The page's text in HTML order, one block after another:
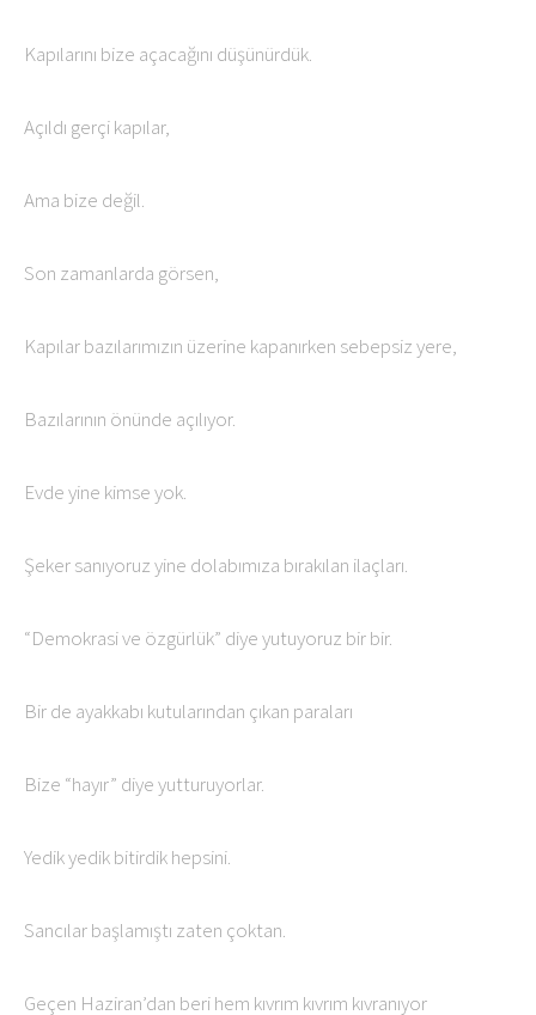
Kapılarını bize açacağını düşünürdük.
Açıldı gerçi kapılar,
Ama bize değil.
Son zamanlarda görsen,
Kapılar bazılarımızın üzerine kapanırken sebepsiz yere,
Bazılarının önünde açılıyor.
Evde yine kimse yok.
Şeker sanıyoruz yine dolabımıza bırakılan ilaçları.
“Demokrasi ve özgürlük” diye yutuyoruz bir bir.
Bir de ayakkabı kutularından çıkan paraları
Bize “hayır” diye yutturuyorlar.
Yedik yedik bitirdik hepsini.
Sancılar başlamıştı zaten çoktan.
Geçen Haziran’dan beri hem kıvrım kıvrım kıvranıyor